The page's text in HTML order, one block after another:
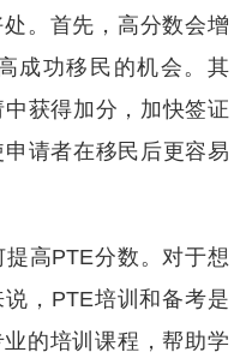
。首先，高分数会增
成功移民的机会。其
获得加分，加快签证
请者在移民后更容易
高PTE分数。对于想
，PTE培训和备考是
的培训课程，帮助学